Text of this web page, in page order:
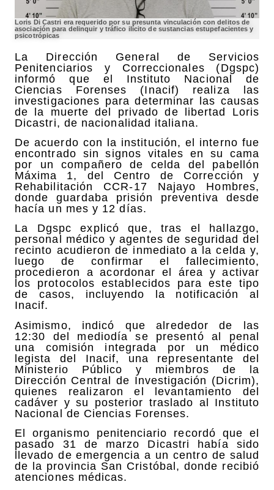
Loris Di Castri era requerido por su presunta vinculación con delitos de
asociación para delinquir y tráfico ilícito de sustancias estupefacientes y
psicotrópicas
La Dirección General de Servicios
Penitenciarios y Correccionales (Dgspc)
informó que el Instituto Nacional de
Ciencias Forenses (Inacif) realiza las
investigaciones para determinar las causas
de la muerte del privado de libertad Loris
Dicastri, de nacionalidad italiana.
De acuerdo con la institución, el interno fue
encontrado sin signos vitales en su cama
por un compañero de celda del pabellón
Máxima 1, del Centro de Corrección y
Rehabilitación CCR-17 Najayo Hombres,
donde guardaba prisión preventiva desde
hacía un mes y 12 días.
La Dgspc explicó que, tras el hallazgo,
personal médico y agentes de seguridad del
recinto acudieron de inmediato a la celda y,
luego de confirmar el fallecimiento,
procedieron a acordonar el área y activar
los protocolos establecidos para este tipo
de casos, incluyendo la notificación al
Inacif.
Asimismo, indicó que alrededor de las
12:30 del mediodía se presentó al penal
una comisión integrada por un médico
legista del Inacif, una representante del
Ministerio Público y miembros de la
Dirección Central de Investigación (Dicrim),
quienes realizaron el levantamiento del
cadáver y su posterior traslado al Instituto
Nacional de Ciencias Forenses.
El organismo penitenciario recordó que el
pasado 31 de marzo Dicastri había sido
llevado de emergencia a un centro de salud
de la provincia San Cristóbal, donde recibió
atenciones médicas.